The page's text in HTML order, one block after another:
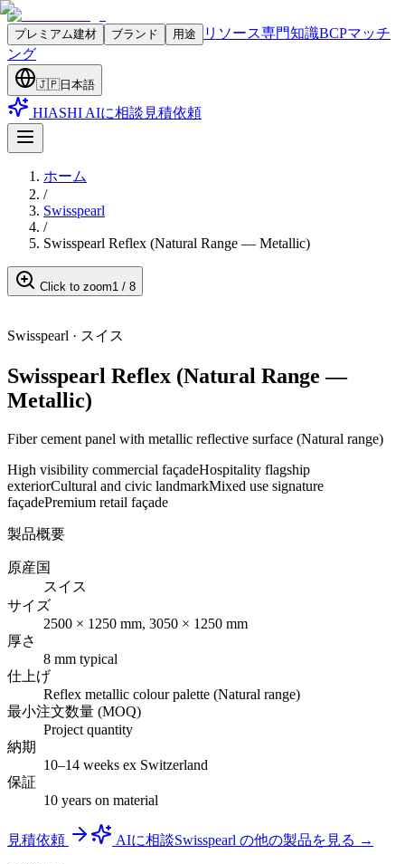
プレミアム建材 ブランド 用途 リソース専門知識BCPマッチ
ング
🇯🇵日本語
HIASHI AIに相談 見積依頼
ホーム
/
Swisspearl
/
Swisspearl Reflex (Natural Range — Metallic)
Click to zoom1 / 8
Swisspearl · スイス
Swisspearl Reflex (Natural Range —
Metallic)
Fiber cement panel with metallic reflective surface (Natural range)
High visibility commercial façadeHospitality flagship
exteriorCultural and civic landmarkMixed use signature
façadePremium retail façade
製品概要
原産国
スイス
サイズ
2500 × 1250 mm, 3050 × 1250 mm
厚さ
8 mm typical
仕上げ
Reflex metallic colour palette (Natural range)
最小注文数量 (MOQ)
Project quantity
納期
10–14 weeks ex Switzerland
保証
10 years on material
見積依頼 AIに相談Swisspearl の他の製品を見る →